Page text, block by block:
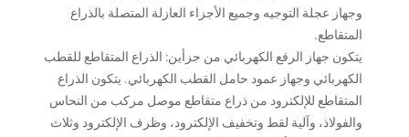
وجهاز عجلة التوجيه وجميع الأجزاء العازلة المتصلة بالذراع
المتقاطع.
يتكون جهاز الرفع الكهربائي من جزأين: الذراع المتقاطع للقطب
الكهربائي وجهاز عمود حامل القطب الكهربائي. يتكون الذراع
المتقاطع للإلكترود من ذراع متقاطع موصل مركب من النحاس
والفولاذ، وآلية لقط وتخفيف الإلكترود، وظرف الإلكترود وثلاث